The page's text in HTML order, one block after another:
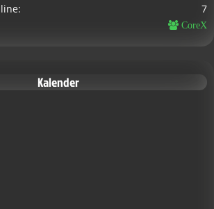
7
CoreX
Kalender